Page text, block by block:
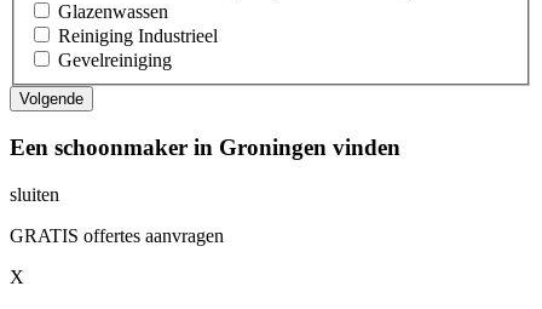
Glazenwassen
Reiniging Industrieel
Gevelreiniging
Een schoonmaker in Groningen vinden
sluiten
GRATIS offertes aanvragen
X